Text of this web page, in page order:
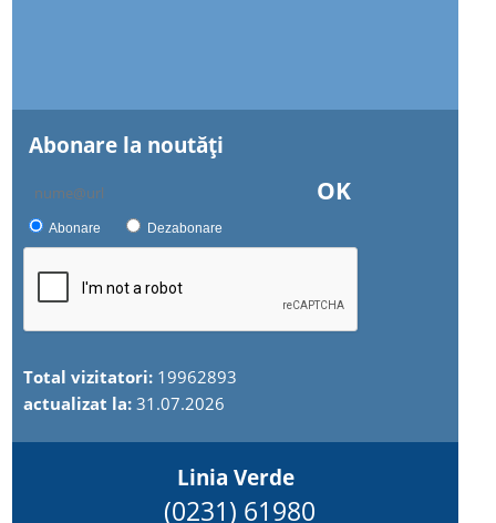
Abonare la noutăţi
OK
Abonare Dezabonare
Total vizitatori: 19962893
actualizat la:31.07.2026
Linia Verde
(0231) 61980